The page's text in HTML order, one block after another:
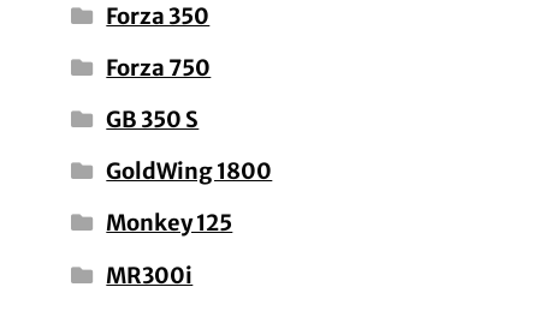
Forza 350
Forza 750
GB 350 S
GoldWing 1800
Monkey 125
MR300i